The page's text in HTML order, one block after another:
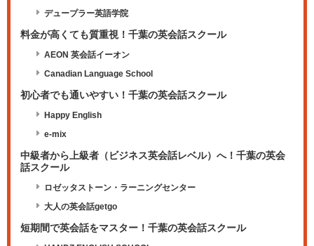
デュープラー英語学院
料金が高くても質重視！千葉の英会話スクール
AEON 英会話イーオン
Canadian Language School
初心者でも通いやすい！千葉の英会話スクール
Happy English
e-mix
中級者から上級者（ビジネス英会話レベル）へ！千葉の英会
話スクール
ロゼッタストーン・ラーニングセンター
大人の英会話getgo
短期間で英会話をマスター！千葉の英会話スクール